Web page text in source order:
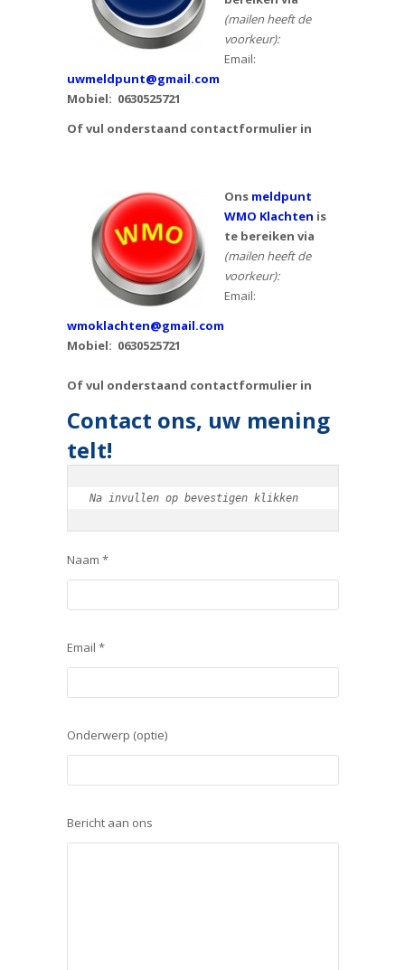
(mailen heeft de
voorkeur):
Email:
uwmeldpunt@gmail.com
Mobiel: 0630525721
Of vul onderstaand contactformulier in
Ons meldpunt
WMO Klachten is
te bereiken via
(mailen heeft de
voorkeur):
Email:
wmoklachten@gmail.com
Mobiel: 0630525721
Of vul onderstaand contactformulier in
Contact ons, uw mening
telt!
Na invullen op bevestigen klikken
Naam *
Email *
Onderwerp (optie)
Bericht aan ons